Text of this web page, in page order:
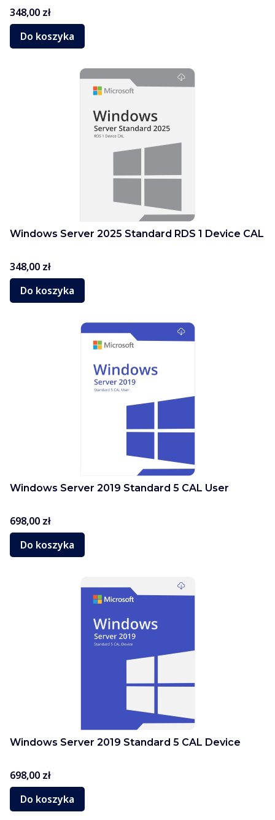
Cena
348,00 zł
Do koszyka
Windows Server 2025 Standard RDS 1 Device CAL
Cena
348,00 zł
Do koszyka
Windows Server 2019 Standard 5 CAL User
Cena
698,00 zł
Do koszyka
Windows Server 2019 Standard 5 CAL Device
Cena
698,00 zł
Do koszyka